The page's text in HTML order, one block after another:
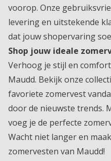
voorop. Onze
levering en uitstekende
dat jouw shopervaring
Shop jouw ideale
Verhoog je stijl en
Maudd. Bekijk onze
favoriete zomervest
door de nieuwste trends.
voeg je de perfecte
Wacht niet langer en
zomervesten van Maudd!